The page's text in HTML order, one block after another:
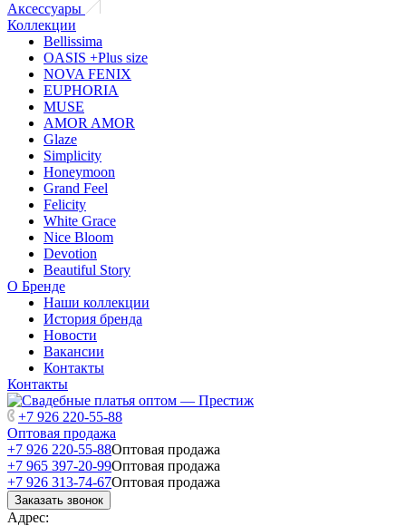
Аксессуары
Коллекции
Bellissima
OASIS +Plus size
NOVA FENIX
EUPHORIA
MUSE
AMOR AMOR
Glaze
Simplicity
Honeymoon
Grand Feel
Felicity
White Grace
Nice Bloom
Devotion
Beautiful Story
О Бренде
Наши коллекции
История бренда
Новости
Вакансии
Контакты
Контакты
+7 926 220-55-88
Оптовая продажа
+7 926 220-55-88Оптовая продажа
+7 965 397-20-99Оптовая продажа
+7 926 313-74-67Оптовая продажа
Заказать звонок
Адрес: